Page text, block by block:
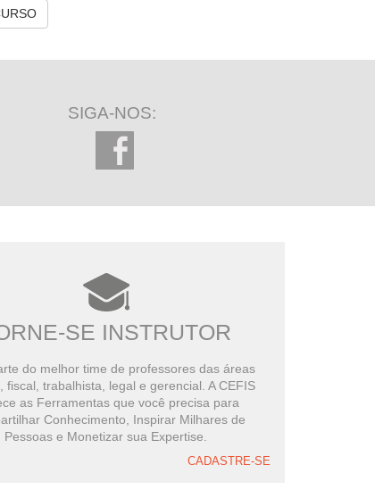
SIGA-NOS:
SE INSTRUTOR
do melhor time de professores das áreas
fiscal, trabalhista, legal e gerencial. A CEFIS
as Ferramentas que você precisa para
Conhecimento, Inspirar Milhares de
Pessoas e Monetizar sua Expertise.
CADASTRE-SE